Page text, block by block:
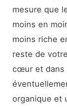
mesure que
moins en
moins riche
reste de
cœur et dans
organique et